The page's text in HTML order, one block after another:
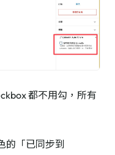
都不用勾，所有
的「已同步到